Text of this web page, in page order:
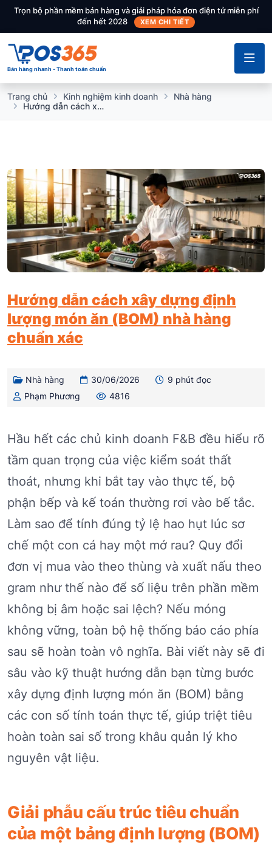
Trọn bộ phần mềm bán hàng và giải pháp hóa đơn điện tử miễn phí
đến hết 2028
XEM CHI TIẾT
Bán hàng nhanh - Thanh toán chuẩn
Trang chủ Kinh nghiệm kinh doanh
Nhà hàng
Hướng dẫn cách xây dựng định lượng món ăn (BOM) nhà hàng chuẩn xác
Hướng dẫn cách xây dựng định
lượng món ăn (BOM) nhà hàng
chuẩn xác
Nhà hàng 30/06/2026
9 phút đọc
Phạm Phương
4816
Hầu hết các chủ kinh doanh F&B đều hiểu rõ
tầm quan trọng của việc kiểm soát thất
thoát, nhưng khi bắt tay vào thực tế, bộ
phận bếp và kế toán thường rơi vào bế tắc.
Làm sao để tính đúng tỷ lệ hao hụt lúc sơ
chế một con cá hay một mớ rau? Quy đổi
đơn vị mua vào theo thùng và xuất nấu theo
gram như thế nào để số liệu trên phần mềm
không bị âm hoặc sai lệch? Nếu móng
không vững, toàn bộ hệ thống báo cáo phía
sau sẽ hoàn toàn vô nghĩa. Bài viết này sẽ đi
sâu vào kỹ thuật hướng dẫn bạn từng bước
xây dựng định lượng món ăn (BOM) bằng
các con số tính toán thực tế, giúp triệt tiêu
hoàn toàn sai số trong khâu quản lý kho
nguyên vật liệu.
Giải phẫu cấu trúc tiêu chuẩn
của một bảng định lượng (BOM)